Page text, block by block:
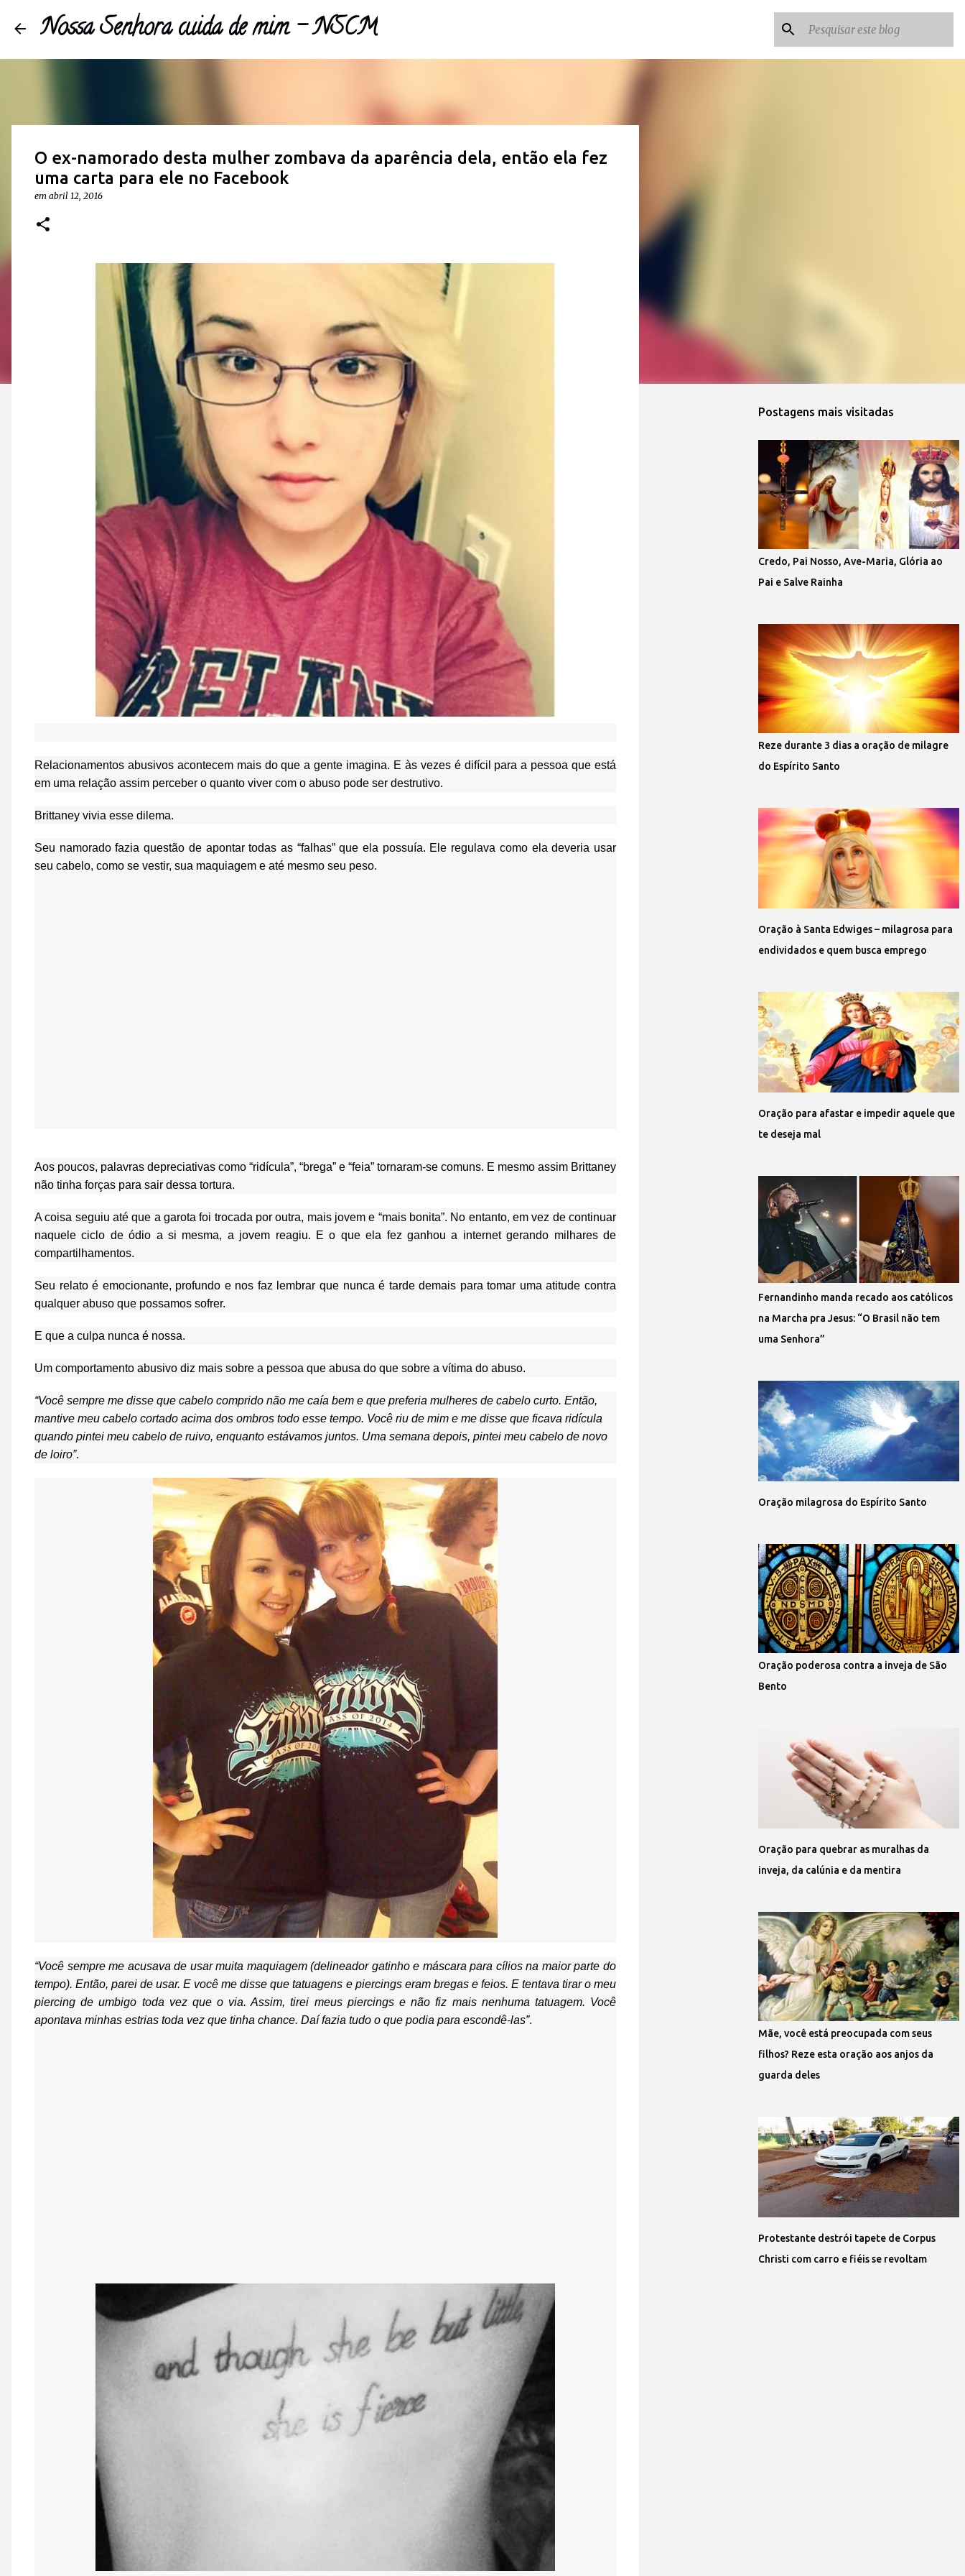
Nossa Senhora cuida de mim - NSCM
O ex-namorado desta mulher zombava da aparência dela, então ela fez
uma carta para ele no Facebook
em abril 12, 2016
Relacionamentos abusivos acontecem mais do que a gente imagina. E às vezes é difícil para a pessoa que está
em uma relação assim perceber o quanto viver com o abuso pode ser destrutivo.
Brittaney vivia esse dilema.
Seu namorado fazia questão de apontar todas as “falhas” que ela possuía. Ele regulava como ela deveria usar
seu cabelo, como se vestir, sua maquiagem e até mesmo seu peso.
Aos poucos, palavras depreciativas como “ridícula”, “brega” e “feia” tornaram-se comuns. E mesmo assim Brittaney
não tinha forças para sair dessa tortura.
A coisa seguiu até que a garota foi trocada por outra, mais jovem e “mais bonita”. No entanto, em vez de continuar
naquele ciclo de ódio a si mesma, a jovem reagiu. E o que ela fez ganhou a internet gerando milhares de
compartilhamentos.
Seu relato é emocionante, profundo e nos faz lembrar que nunca é tarde demais para tomar uma atitude contra
qualquer abuso que possamos sofrer.
E que a culpa nunca é nossa.
Um comportamento abusivo diz mais sobre a pessoa que abusa do que sobre a vítima do abuso.
“Você sempre me disse que cabelo comprido não me caía bem e que preferia mulheres de cabelo curto. Então,
mantive meu cabelo cortado acima dos ombros todo esse tempo. Você riu de mim e me disse que ficava ridícula
quando pintei meu cabelo de ruivo, enquanto estávamos juntos. Uma semana depois, pintei meu cabelo de novo
de loiro”.
“Você sempre me acusava de usar muita maquiagem (delineador gatinho e máscara para cílios na maior parte do
tempo). Então, parei de usar. E você me disse que tatuagens e piercings eram bregas e feios. E tentava tirar o meu
piercing de umbigo toda vez que o via. Assim, tirei meus piercings e não fiz mais nenhuma tatuagem. Você
apontava minhas estrias toda vez que tinha chance. Daí fazia tudo o que podia para escondê-las”.
Postagens mais visitadas
Credo, Pai Nosso, Ave-Maria, Glória ao
Pai e Salve Rainha
Reze durante 3 dias a oração de milagre
do Espírito Santo
Oração à Santa Edwiges – milagrosa para
endividados e quem busca emprego
Oração para afastar e impedir aquele que
te deseja mal
Fernandinho manda recado aos católicos
na Marcha pra Jesus: “O Brasil não tem
uma Senhora”
Oração milagrosa do Espírito Santo
Oração poderosa contra a inveja de São
Bento
Oração para quebrar as muralhas da
inveja, da calúnia e da mentira
Mãe, você está preocupada com seus
filhos? Reze esta oração aos anjos da
guarda deles
Protestante destrói tapete de Corpus
Christi com carro e fiéis se revoltam